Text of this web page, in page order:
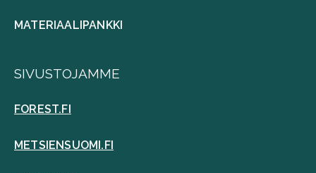
MATERIAALIPANKKI
SIVUSTOJAMME
FOREST.FI
METSIENSUOMI.FI